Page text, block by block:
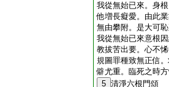
我從無始已來。身
他増長癡愛。由此
無由攀附。是大可
我從無始已來意根
教拔苦出要。心不
規圖罪種致無正信
僻尤重。臨死之時
5 清淨六根門頌